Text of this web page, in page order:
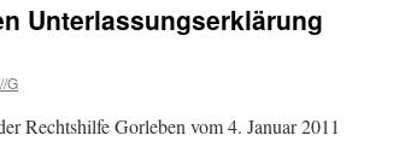
Unterlassungserklärung
G
Rechtshilfe Gorleben vom 4. Januar 2011